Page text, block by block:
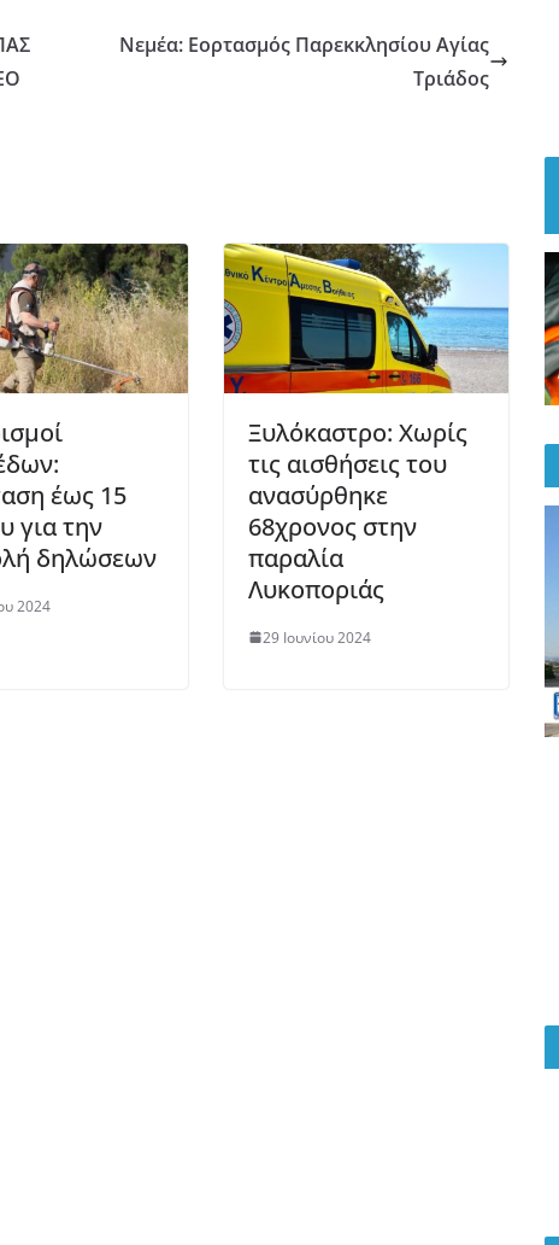
Νεμέα: Εορτασμός Παρεκκλησίου Αγίας
Τριάδος
έως 15
για την
δηλώσεων
2024
Ξυλόκαστρο: Χωρίς
τις αισθήσεις του
ανασύρθηκε
68χρονος στην
παραλία
Λυκοποριάς
29 Ιουνίου 2024